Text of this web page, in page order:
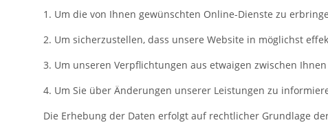
1. Um die von Ihnen gewünschten Online-Dienste zu
2. Um sicherzustellen, dass unsere Website in möglichst
3. Um unseren Verpflichtungen aus etwaigen zwischen
4. Um Sie über Änderungen unserer Leistungen zu
Die Erhebung der Daten erfolgt auf rechtlicher Grundlage